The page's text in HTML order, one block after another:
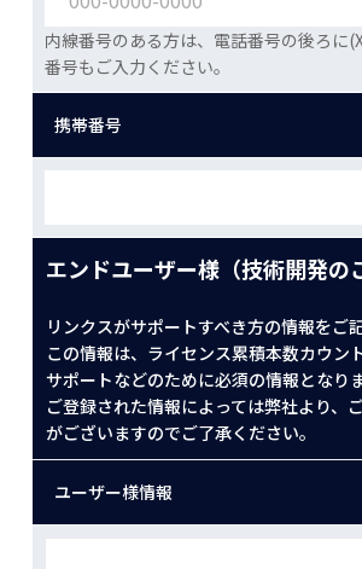
内線番号のある方は、電話番号の後ろに
番号もご入力ください。
携帯番号
エンドユーザー様（技術開発の
リンクスがサポートすべき方の情報をご
この情報は、ライセンス累積本数カウン
サポートなどのために必須の情報となりま
ご登録された情報によっては弊社より、
がございますのでご了承ください。
ユーザー様情報